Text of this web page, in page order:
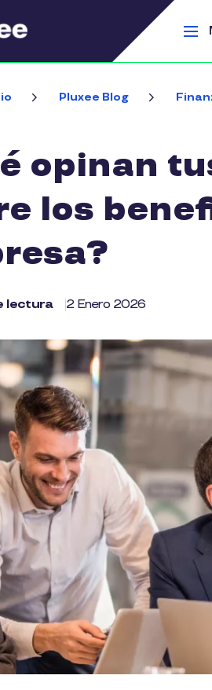
principal
Pluxee Blog
opinan
los
lectura 2 Enero 2026